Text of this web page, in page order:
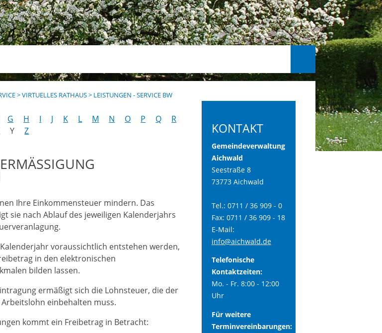
>VIRTUELLES RATHAUS> LEISTUNGEN - SERVICE BW
G H I J K L M N O P Q
R
Y Z
B
Ihre Einkommensteuer mindern. Das
sie nach Ablauf des jeweiligen Kalenderjahrs
voraussichtlich entstehen werden,
in den elektronischen
bilden lassen.
ermäßigt sich die Lohnsteuer, die der
einbehalten muss.
kommt ein Freibetrag in Betracht:
KONTAKT
Gemeindeverwaltung
Aichwald
Seestraße 8
73773 Aichwald
Tel.: 0711 / 36 909 - 0
Fax: 0711 / 36 909 - 18
E-Mail:
info@aichwald.de
Telefonische
Kontaktzeiten:
Mo. - Fr. 8:00 - 12:00
Uhr
Für weitere
Terminvereinbarungen: